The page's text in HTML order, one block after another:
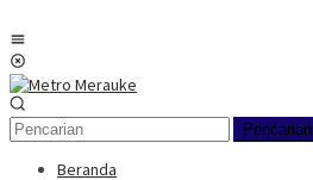
ke
konten
Pencarian
Beranda